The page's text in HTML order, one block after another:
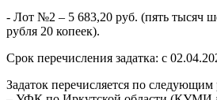
- Лот №2 – 5 683,20 руб. (пять тысяч
рубля 20 копеек).
Срок перечисления задатка: с
Задаток перечисляется по следующим